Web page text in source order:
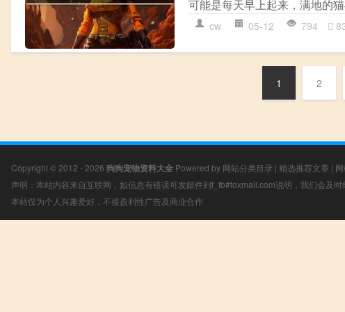
可能是每天早上起来，满地的
cw 05-12 794
1 2
Copyright © 2012 - 2026 狗狗宠物资料大全 Powered by 网站分类目录 | 精选推荐文章 |
声明：本站内容来自互联网，如信息有错误可发邮件到f_fb#foxmail.com说明，我们会及时
本站仅为个人兴趣爱好，不接盈利性广告及商业合作